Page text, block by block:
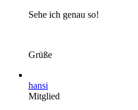
Sehe ich genau so!
Grüße
hansi
Mitglied